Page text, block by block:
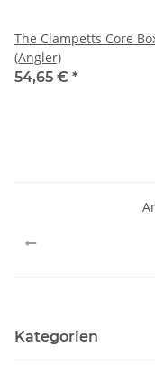
The Clampetts Core
(Angler)
54,65 € *
Kategorien